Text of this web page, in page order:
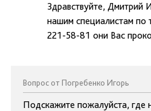
Здравствуйте, Дмитрий
нашим специалистам
221-58-81 они Вас
Вопрос от Погребенко Игорь
Подскажите пожалуйста, где